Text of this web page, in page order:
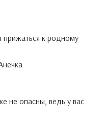
прижаться к родному
не опасны, ведь у вас